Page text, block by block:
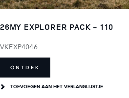
26MY EXPLORER PACK - 110
VKEXP4046
ONTDEK
TOEVOEGEN AAN HET VERLANGLIJSTJE